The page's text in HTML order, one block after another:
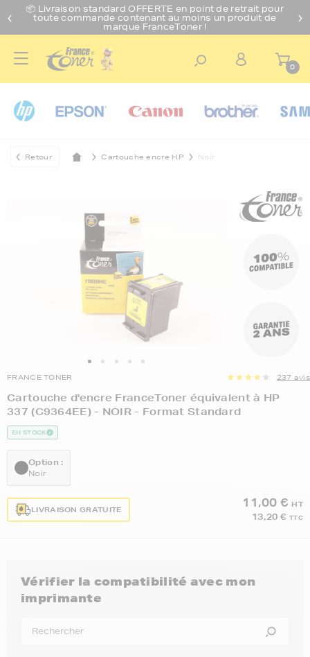
📦 Livraison standard OFFERTE en point de retrait pour
toute commande contenant au moins un produit de
marque FranceToner !
0
Retour Cartouche encre HP Noir
FRANCE TONER 237 avis
Cartouche d'encre FranceToner équivalent à HP
337 (C9364EE) - NOIR - Format Standard
EN STOCK
Option :
Noir
LIVRAISON GRATUITE
11,00 € HT
13,20 € TTC
Vérifier la compatibilité avec mon
imprimante